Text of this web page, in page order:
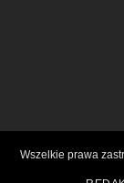
Wszelkie prawa